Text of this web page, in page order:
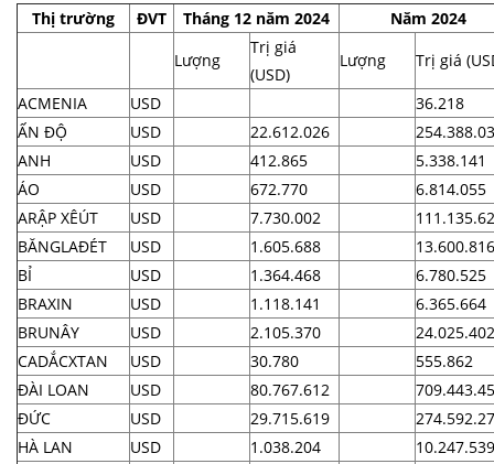
Thị trường ĐVT Tháng 12 năm 2024
Năm 2024
Lượng
Trị giá
(USD)
Lượng Trị giá
ACMENIA USD
36.218
ẤN ĐỘ
USD 22.612.026
ANH
USD 412.865
5.338.141
ÁO
USD 672.770
6.814.055
ARẬP XÊÚT
USD 7.730.002
BĂNGLAĐÉT
USD 1.605.688
13.600.816
BỈ
USD 1.364.468
6.780.525
BRAXIN
USD 1.118.141
6.365.664
BRUNÂY
USD 2.105.370
24.025.402
CADẮCXTAN
USD 30.780
555.862
ĐÀI LOAN
USD 80.767.612
ĐỨC
USD 29.715.619
HÀ LAN
USD 1.038.204
10.247.539